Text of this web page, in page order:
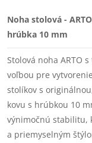
Noha stolová -
hrúbka 10 mm
Stolová noha ARTO
voľbou pre
stolíkov s
kovu s hrúbkou 10
výnimočnú stabilitu,
a priemyselným